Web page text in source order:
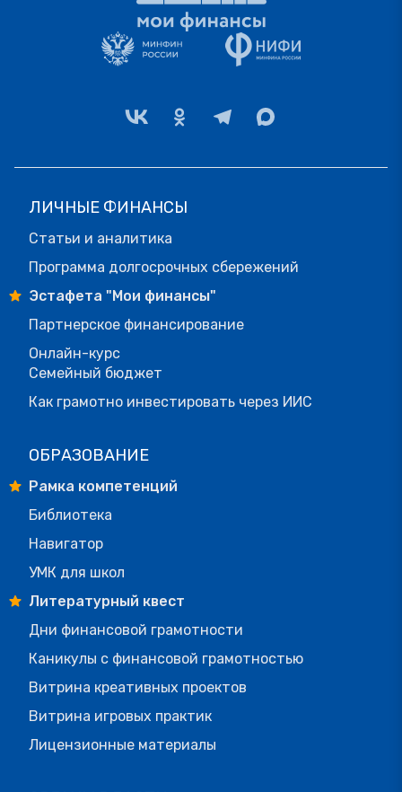
ЛИЧНЫЕ ФИНАНСЫ
Статьи и аналитика
Программа долгосрочных сбережений
Эстафета "Мои финансы"
Партнерское финансирование
Онлайн-курс
Семейный бюджет
Как грамотно инвестировать через ИИС
ОБРАЗОВАНИЕ
Рамка компетенций
Библиотека
Навигатор
УМК для школ
Литературный квест
Дни финансовой грамотности
Каникулы с финансовой грамотностью
Витрина креативных проектов
Витрина игровых практик
Лицензионные материалы